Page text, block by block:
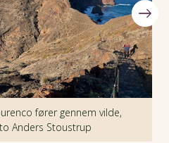
fører gennem vilde,
Anders Stoustrup